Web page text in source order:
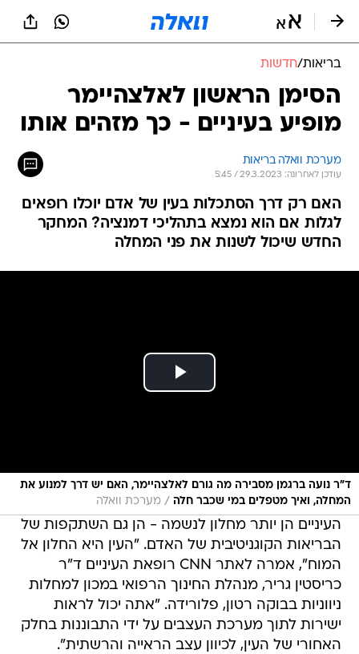
בריאות/חדשות
הסימן הראשון לאלצהיימר
מופיע בעיניים - כך מזהים אותו
מערכת וואלה בריאות
עודכן לאחרונה: 29.3.2023 / 5:45
האם רק דרך הסתכלות בעין של אדם יוכלו רופאים
לגלות אם הוא נמצא בתהליכי דמנציה? המחקר
החדש שיכול לשנות את פני המחלה
ד"ר נועה ברגמן מסבירה מה גורם לאלצהיימר, האם יש דרך למנוע את
המחלה, ואיך מטפלים במי שכבר חלה / מערכת וואלה
העיניים הן יותר מחלון לנשמה - הן גם השתקפות של
הבריאות הקוגניטיבית של האדם. "העין היא החלון אל
המוח", אמרה לאתר CNN רופאת העיניים ד"ר
כריסטין גריר, מנהלת החינוך הרפואי במכון למחלות
ניווניות בבוקה רטון, פלורידה. "אתה יכול לראות
ישירות לתוך מערכת העצבים על ידי התבוננות בחלק
האחורי של העין, לכיוון עצב הראייה והרשתית".